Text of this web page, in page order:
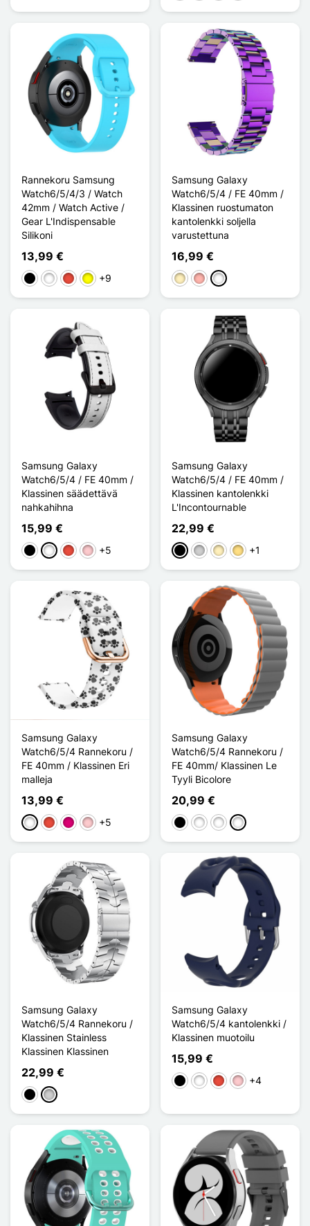
Rannekoru Samsung
Watch6/5/4/3 / Watch
42mm / Watch Active /
Gear L'Indispensable
Silikoni
13,99 €
MustaValkoinen
Punainen
Keltainen
+9
Samsung Galaxy
Watch6/5/4 / FE 40mm /
Klassinen ruostumaton
kantolenkki soljella
varustettuna
16,99 €
DoréOr RoseMulti-couleur
Samsung Galaxy
Watch6/5/4 / FE 40mm /
Klassinen säädettävä
nahkahihna
15,99 €
MustaValkoinen
Punainen
Pinkki
+5
Samsung Galaxy
Watch6/5/4 / FE 40mm /
Klassinen kantolenkki
L'Incontournable
22,99 €
MustaArgenté
DoréDoré / Argenté
+1
Samsung Galaxy
Watch6/5/4 Rannekoru /
FE 40mm / Klassinen Eri
malleja
13,99 €
Valkoinen
Punainen
Magenta
Pinkki
+5
Samsung Galaxy
Watch6/5/4 Rannekoru /
FE 40mm/ Klassinen Le
Tyyli Bicolore
20,99 €
MustaNoir/Jaune
Noir/Orange
Gris/Orange
Samsung Galaxy
Watch6/5/4 Rannekoru /
Klassinen Stainless
Klassinen Klassinen
22,99 €
MustaArgenté
Samsung Galaxy
Watch6/5/4 kantolenkki /
Klassinen muotoilu
15,99 €
MustaValkoinen
Punainen
Pinkki
+4